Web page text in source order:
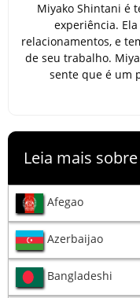
Miyako Shintani é
experiência.
relacionamentos, e
de seu trabalho.
sente que é um
Leia mais
Afegao
Azerbaijao
Bangladeshi